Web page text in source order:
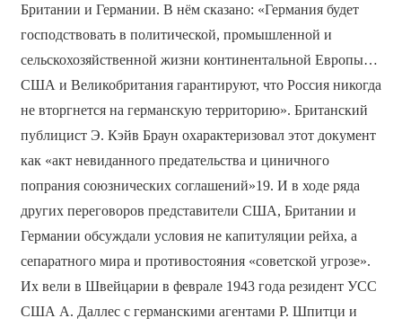
Британии и Германии. В нём сказано: «Германия будет
господствовать в политической, промышленной и
сельскохозяйственной жизни континентальной Европы…
США и Великобритания гарантируют, что Россия никогда
не вторгнется на германскую территорию». Британский
публицист Э. Кэйв Браун охарактеризовал этот документ
как «акт невиданного предательства и циничного
попрания союзнических соглашений»19. И в ходе ряда
других переговоров представители США, Британии и
Германии обсуждали условия не капитуляции рейха, а
сепаратного мира и противостояния «советской угрозе».
Их вели в Швейцарии в феврале 1943 года резидент УСС
США А. Даллес с германскими агентами Р. Шпитци и